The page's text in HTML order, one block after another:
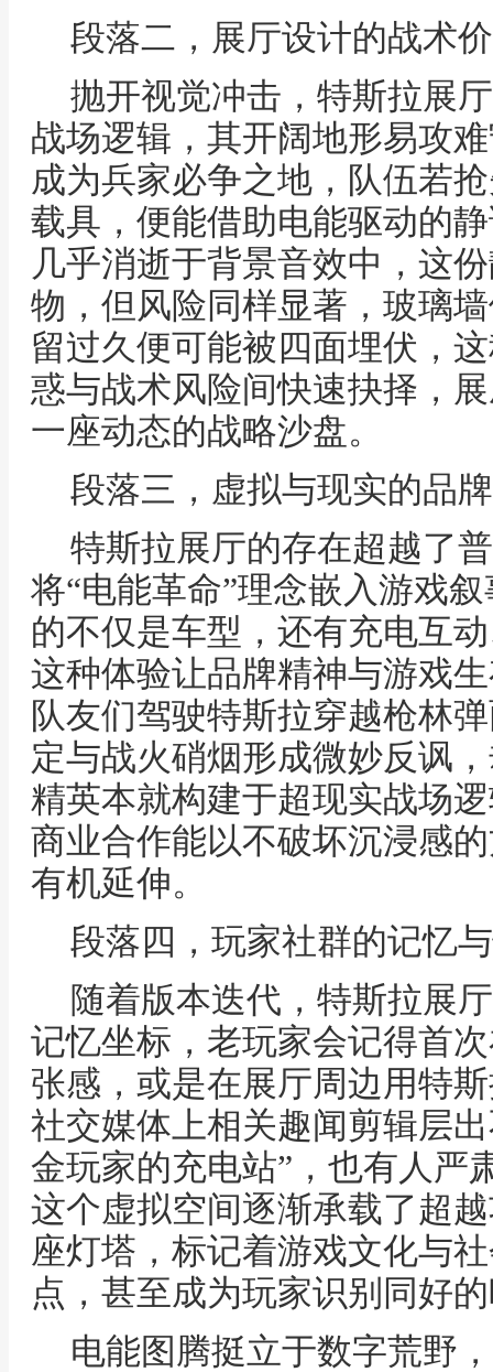
段落二，展厅设计的战术
抛开视觉冲击，特斯拉展
战场逻辑，其开阔地形易攻
成为兵家必争之地，队伍若
载具，便能借助电能驱动的
几乎消逝于背景音效中，这
物，但风险同样显著，玻璃
留过久便可能被四面埋伏，
惑与战术风险间快速抉择，
一座动态的战略沙盘。
段落三，虚拟与现实的品
特斯拉展厅的存在超越了
将“电能革命”理念嵌入游戏
的不仅是车型，还有充电互
这种体验让品牌精神与游戏
队友们驾驶特斯拉穿越枪林
定与战火硝烟形成微妙反讽
精英本就构建于超现实战场
商业合作能以不破坏沉浸感
有机延伸。
段落四，玩家社群的记忆
随着版本迭代，特斯拉展
记忆坐标，老玩家会记得首
张感，或是在展厅周边用特
社交媒体上相关趣闻剪辑层
金玩家的充电站”，也有人严
这个虚拟空间逐渐承载了超
座灯塔，标记着游戏文化与
点，甚至成为玩家识别同好
电能图腾挺立于数字荒野